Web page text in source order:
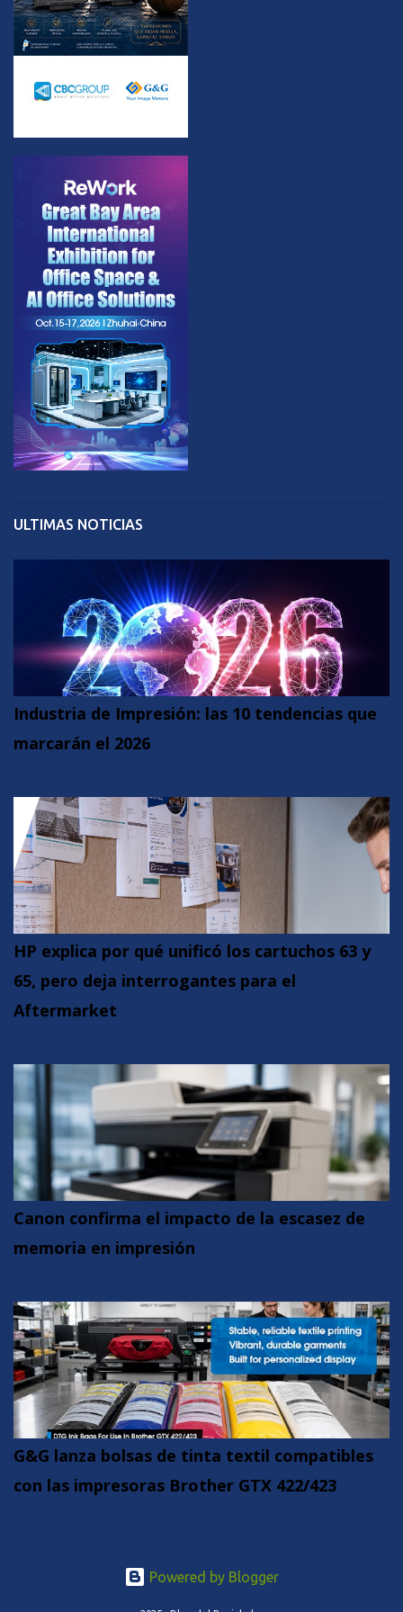
ULTIMAS NOTICIAS
Industria de Impresión: las 10 tendencias que
marcarán el 2026
HP explica por qué unificó los cartuchos 63 y
65, pero deja interrogantes para el
Aftermarket
Canon confirma el impacto de la escasez de
memoria en impresión
G&G lanza bolsas de tinta textil compatibles
con las impresoras Brother GTX 422/423
Powered by Blogger